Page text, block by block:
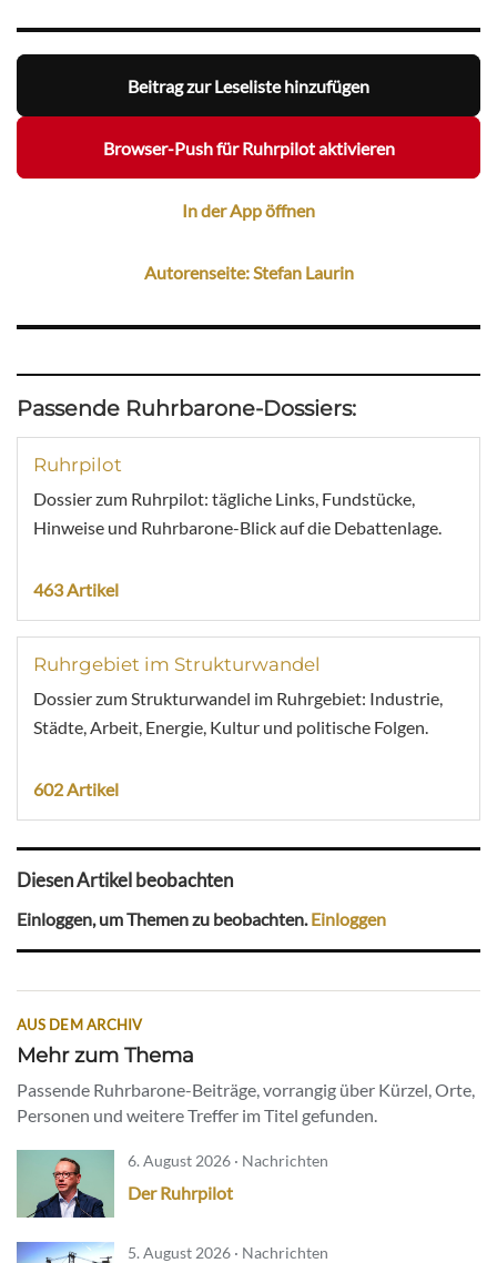
Beitrag zur Leseliste hinzufügen
Browser-Push für Ruhrpilot aktivieren
In der App öffnen
Autorenseite: Stefan Laurin
Passende Ruhrbarone-Dossiers:
Ruhrpilot
Dossier zum Ruhrpilot: tägliche Links, Fundstücke,
Hinweise und Ruhrbarone-Blick auf die Debattenlage.
463 Artikel
Ruhrgebiet im Strukturwandel
Dossier zum Strukturwandel im Ruhrgebiet: Industrie,
Städte, Arbeit, Energie, Kultur und politische Folgen.
602 Artikel
Diesen Artikel beobachten
Einloggen, um Themen zu beobachten.Einloggen
AUS DEM ARCHIV
Mehr zum Thema
Passende Ruhrbarone-Beiträge, vorrangig über Kürzel, Orte,
Personen und weitere Treffer im Titel gefunden.
6. August 2026 · Nachrichten
Der Ruhrpilot
5. August 2026 · Nachrichten